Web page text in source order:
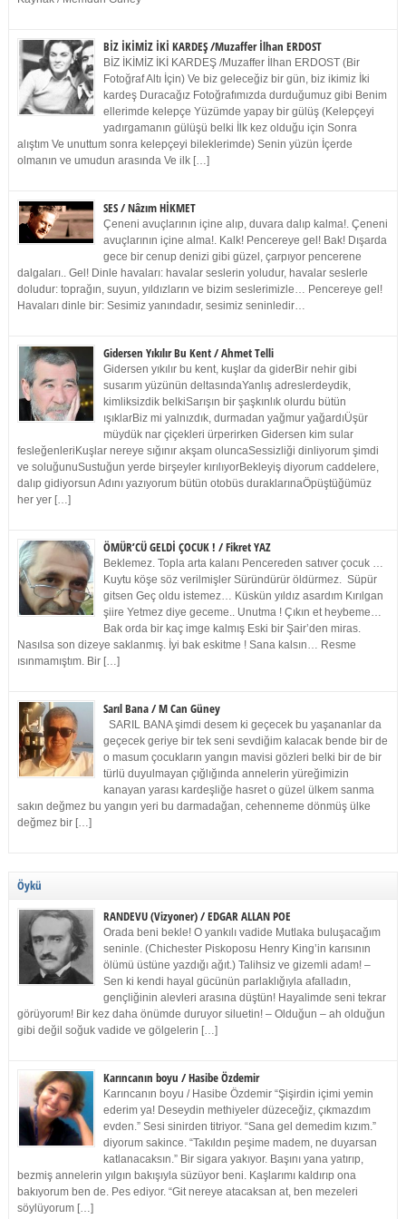
BİZ İKİMİZ İKİ KARDEŞ /Muzaffer İlhan ERDOST
BİZ İKİMİZ İKİ KARDEŞ /Muzaffer İlhan ERDOST (Bir
Fotoğraf Altı İçin) Ve biz geleceğiz bir gün, biz ikimiz İki
kardeş Duracağız Fotoğrafımızda durduğumuz gibi Benim
ellerimde kelepçe Yüzümde yapay bir gülüş (Kelepçeyi
yadırgamanın gülüşü belki İlk kez olduğu için Sonra
alıştım Ve unuttum sonra kelepçeyi bileklerimde) Senin yüzün İçerde
olmanın ve umudun arasında Ve ilk […]
SES / Nâzım HİKMET
Çeneni avuçlarının içine alıp, duvara dalıp kalma!. Çeneni
avuçlarının içine alma!. Kalk! Pencereye gel! Bak! Dışarda
gece bir cenup denizi gibi güzel, çarpıyor pencerene
dalgaları.. Gel! Dinle havaları: havalar seslerin yoludur, havalar seslerle
doludur: toprağın, suyun, yıldızların ve bizim seslerimizle… Pencereye gel!
Havaları dinle bir: Sesimiz yanındadır, sesimiz seninledir…
Gidersen Yıkılır Bu Kent / Ahmet Telli
Gidersen yıkılır bu kent, kuşlar da giderBir nehir gibi
susarım yüzünün deltasındaYanlış adreslerdeydik,
kimliksizdik belkiSarışın bir şaşkınlık olurdu bütün
ışıklarBiz mi yalnızdık, durmadan yağmur yağardıÜşür
müydük nar çiçekleri ürperirken Gidersen kim sular
fesleğenleriKuşlar nereye sığınır akşam oluncaSessizliği dinliyorum şimdi
ve soluğunuSustuğun yerde birşeyler kırılıyorBekleyiş diyorum caddelere,
dalıp gidiyorsun Adını yazıyorum bütün otobüs duraklarınaÖpüştüğümüz
her yer […]
ÖMÜR’CÜ GELDİ ÇOCUK ! / Fikret YAZ
Beklemez. Topla arta kalanı Pencereden satıver çocuk …
Kuytu köşe söz verilmişler Süründürür öldürmez. Süpür
gitsen Geç oldu istemez… Küskün yıldız asardım Kırılgan
şiire Yetmez diye geceme.. Unutma ! Çıkın et heybeme…
Bak orda bir kaç imge kalmış Eski bir Şair’den miras.
Nasılsa son dizeye saklanmış. İyi bak eskitme ! Sana kalsın… Resme
ısınmamıştım. Bir […]
Sarıl Bana / M Can Güney
SARIL BANA şimdi desem ki geçecek bu yaşananlar da
geçecek geriye bir tek seni sevdiğim kalacak bende bir de
o masum çocukların yangın mavisi gözleri belki bir de bir
türlü duyulmayan çığlığında annelerin yüreğimizin
kanayan yarası kardeşliğe hasret o güzel ülkem sanma
sakın değmez bu yangın yeri bu darmadağan, cehenneme dönmüş ülke
değmez bir […]
Öykü
RANDEVU (Vizyoner) / EDGAR ALLAN POE
Orada beni bekle! O yankılı vadide Mutlaka buluşacağım
seninle. (Chichester Piskoposu Henry King’in karısının
ölümü üstüne yazdığı ağıt.) Talihsiz ve gizemli adam! –
Sen ki kendi hayal gücünün parlaklığıyla afalladın,
gençliğinin alevleri arasına düştün! Hayalimde seni tekrar
görüyorum! Bir kez daha önümde duruyor siluetin! – Olduğun – ah olduğun
gibi değil soğuk vadide ve gölgelerin […]
Karıncanın boyu / Hasibe Özdemir
Karıncanın boyu / Hasibe Özdemir “Şişirdin içimi yemin
ederim ya! Deseydin methiyeler düzeceğiz, çıkmazdım
evden.” Sesi sinirden titriyor. “Sana gel demedim kızım.”
diyorum sakince. “Takıldın peşime madem, ne duyarsan
katlanacaksın.” Bir sigara yakıyor. Başını yana yatırıp,
bezmiş annelerin yılgın bakışıyla süzüyor beni. Kaşlarımı kaldırıp ona
bakıyorum ben de. Pes ediyor. “Git nereye atacaksan at, ben mezeleri
söylüyorum […]